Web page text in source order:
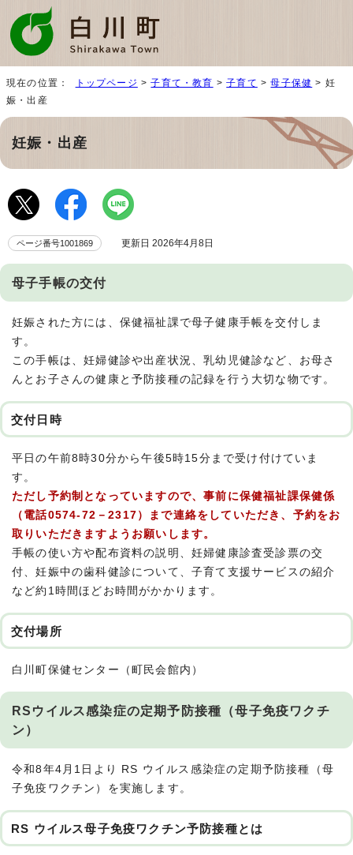
現在の位置： トップページ >子育て・教育 >子育て >母子保健 > 妊
娠・出産
妊娠・出産
ページ番号1001869 更新日 2026年4月8日
母子手帳の交付
妊娠された方には、保健福祉課で母子健康手帳を交付しま
す。
この手帳は、妊婦健診や出産状況、乳幼児健診など、お母さ
んとお子さんの健康と予防接種の記録を行う大切な物です。
交付日時
平日の午前8時30分から午後5時15分まで受け付けていま
す。
ただし予約制となっていますので、事前に保健福祉課保健係
（電話0574-72－2317）まで連絡をしていただき、予約をお
取りいただきますようお願いします。
手帳の使い方や配布資料の説明、妊婦健康診査受診票の交
付、妊娠中の歯科健診について、子育て支援サービスの紹介
など約1時間ほどお時間がかかります。
交付場所
白川町保健センター（町民会館内）
RSウイルス感染症の定期予防接種（母子免疫ワクチ
ン）
令和8年4月1日より RS ウイルス感染症の定期予防接種（母
子免疫ワクチン）を実施します。
RS ウイルス母子免疫ワクチン予防接種とは